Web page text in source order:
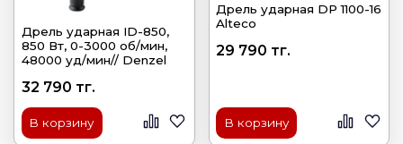
Дрель ударная ID-850,
850 Вт, 0-3000 об/мин,
48000 уд/мин// Denzel
32 790 тг.
В корзину
Дрель ударная DP 1100-16
Alteco
29 790 тг.
В корзину